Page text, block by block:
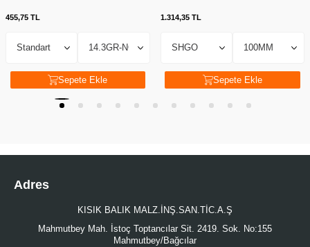
455,75 TL
Sepete Ekle
1.314,35TL
Sepete Ekle
Adres
KISIK BALIK MALZ.İNŞ.SAN.TİC.A.Ş
Mahmutbey Mah. İstoç Toptancılar Sit. 2419. Sok. No:155
Mahmutbey/Bağcılar